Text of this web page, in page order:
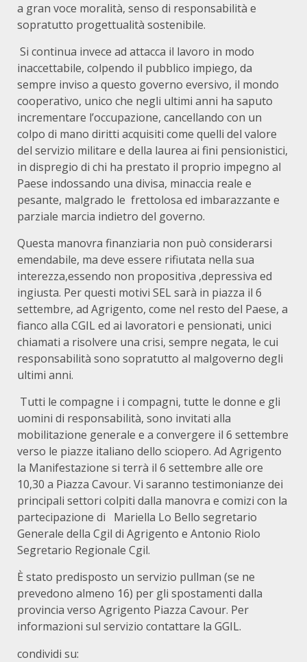
a gran voce moralità, senso di responsabilità e
sopratutto progettualità sostenibile.
Si continua invece ad attacca il lavoro in modo
inaccettabile, colpendo il pubblico impiego, da
sempre inviso a questo governo eversivo, il mondo
cooperativo, unico che negli ultimi anni ha saputo
incrementare l’occupazione, cancellando con un
colpo di mano diritti acquisiti come quelli del valore
del servizio militare e della laurea ai fini pensionistici,
in dispregio di chi ha prestato il proprio impegno al
Paese indossando una divisa, minaccia reale e
pesante, malgrado le frettolosa ed imbarazzante e
parziale marcia indietro del governo.
Questa manovra finanziaria non può considerarsi
emendabile, ma deve essere rifiutata nella sua
interezza,essendo non propositiva ,depressiva ed
ingiusta. Per questi motivi SEL sarà in piazza il 6
settembre, ad Agrigento, come nel resto del Paese, a
fianco alla CGIL ed ai lavoratori e pensionati, unici
chiamati a risolvere una crisi, sempre negata, le cui
responsabilità sono sopratutto al malgoverno degli
ultimi anni.
Tutti le compagne i i compagni, tutte le donne e gli
uomini di responsabilità, sono invitati alla
mobilitazione generale e a convergere il 6 settembre
verso le piazze italiano dello sciopero. Ad Agrigento
la Manifestazione si terrà il 6 settembre alle ore
10,30 a Piazza Cavour. Vi saranno testimonianze dei
principali settori colpiti dalla manovra e comizi con la
partecipazione di Mariella Lo Bello segretario
Generale della Cgil di Agrigento e Antonio Riolo
Segretario Regionale Cgil.
È stato predisposto un servizio pullman (se ne
prevedono almeno 16) per gli spostamenti dalla
provincia verso Agrigento Piazza Cavour. Per
informazioni sul servizio contattare la GGIL.
condividi su: